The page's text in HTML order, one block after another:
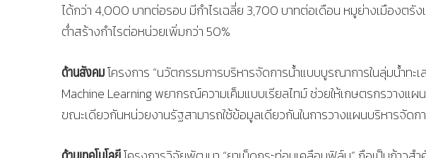
ได้กว่า 4,000 บาทต่อรอบ มีกำไรเฉลี่ย 3,700 บาทต่อเดือน หมูย่างเมืองต
ต่ำสร้างกำไรต่อหน่วยเพิ่มกว่า 50%
ด้านสังคมโครงการ “นวัตกรรมการบริหารจัดการน้ำแบบบูรณาการในลุ่มน้ำทะ
Machine Learning พยากรณ์ความเค็มแบบเรียลไทม์ ช่วยให้เกษตรกรวางแผ
ขณะเดียวกันหน่วยงานรัฐสามารถใช้ข้อมูลเดียวกันในการวางแผนบริหารจัดก